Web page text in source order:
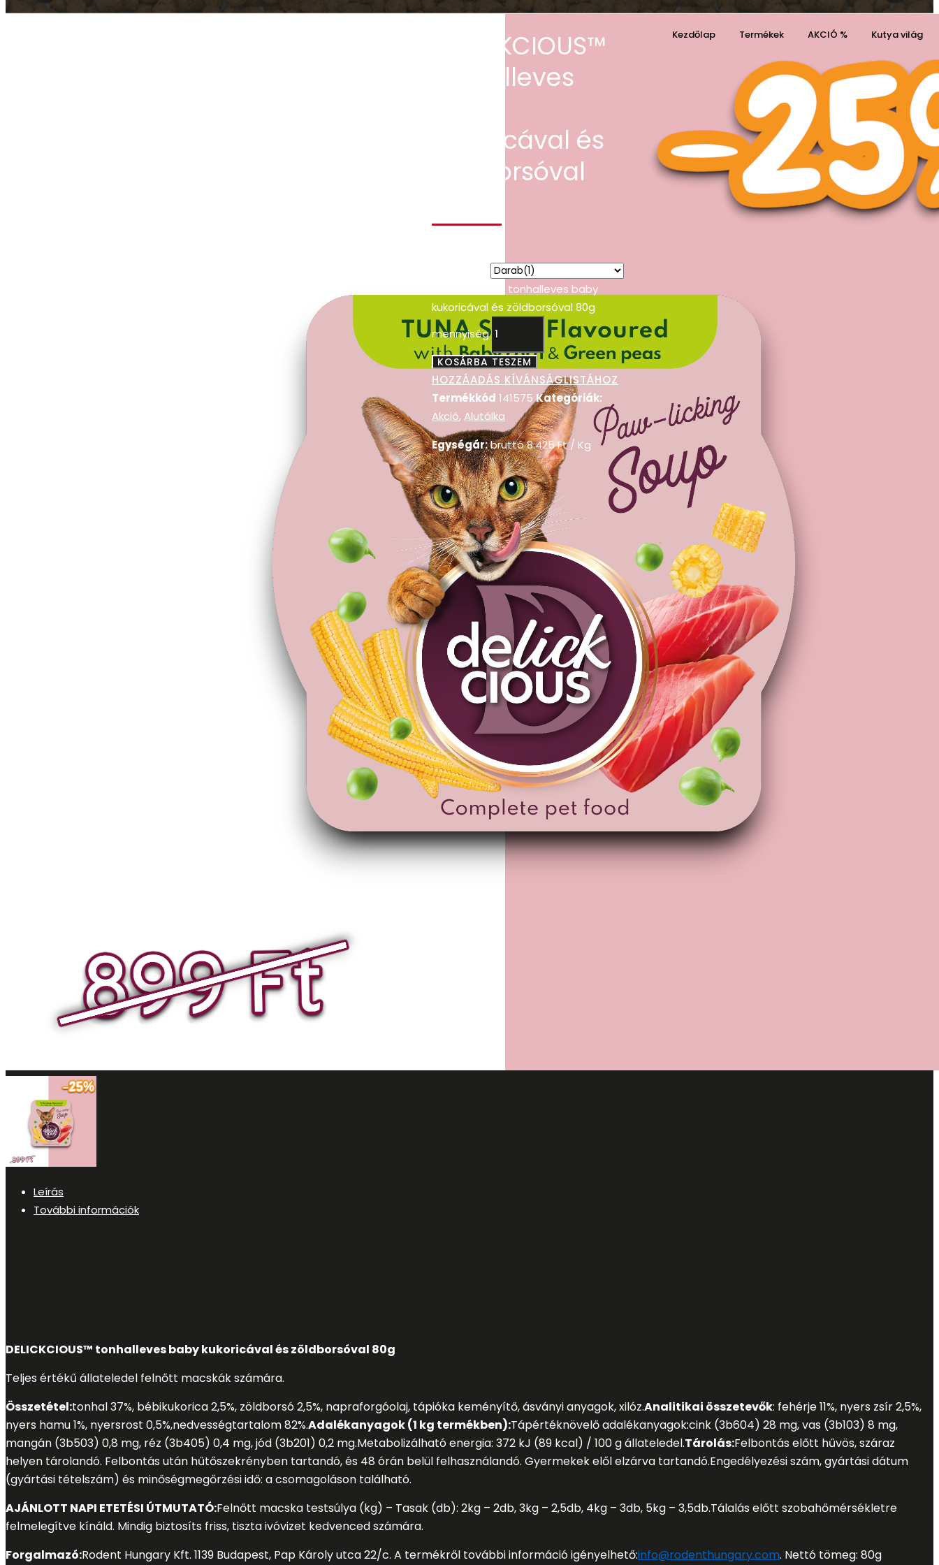
Kezdőlap Termékek AKCIÓ % Kutya világ
Kívánságaim0
Kosaram
0
Cart
DELICKCIOUS™
tonhalleves
kukoricával és
zöldborsóval
DELICKCIOUS™ tonhalleves baby
kukoricával és zöldborsóval 80g
mennyiség
KOSÁRBA TESZEM
HOZZÁADÁS KÍVÁNSÁGLISTÁHOZ
Termékkód 141575Kategóriák:
Akció, Alutálka
Egységár:bruttó8.425Ft/ Kg
Leírás
További információk
DELICKCIOUS™ tonhalleves baby kukoricával és zöldborsóval 80g
Teljes értékű állateledel felnőtt macskák számára.
Összetétel:tonhal 37%, bébikukorica 2,5%, zöldborsó 2,5%, napraforgóolaj, tápióka keményítő, ásványi anyagok, xilóz.Analitikai összetevők: fehérje 11%, nyers zsír 2,5%,
nyers hamu 1%, nyersrost 0,5%,nedvességtartalom 82%.Adalékanyagok (1 kg termékben):Tápértéknövelő adalékanyagok:cink (3b604) 28 mg, vas (3b103) 8 mg,
mangán (3b503) 0,8 mg, réz (3b405) 0,4 mg, jód (3b201) 0,2 mg.Metabolizálható energia: 372 kJ (89 kcal) / 100 g állateledel.Tárolás:Felbontás előtt hűvös, száraz
helyen tárolandó. Felbontás után hűtőszekrényben tartandó, és 48 órán belül felhasználandó. Gyermekek elől elzárva tartandó.Engedélyezési szám, gyártási dátum
(gyártási tételszám) és minőségmegőrzési idő: a csomagoláson található.
AJÁNLOTT NAPI ETETÉSI ÚTMUTATÓ:Felnőtt macska testsúlya (kg) – Tasak (db): 2kg – 2db, 3kg – 2,5db, 4kg – 3db, 5kg – 3,5db.Tálalás előtt szobahőmérsékletre
felmelegítve kínáld. Mindig biztosíts friss, tiszta ivóvizet kedvenced számára.
Forgalmazó:Rodent Hungary Kft. 1139 Budapest, Pap Károly utca 22/c. A termékről további információ igényelhető:info@rodenthungary.com. Nettó tömeg: 80g